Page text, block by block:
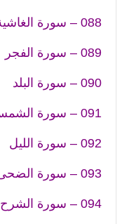
088 – سورة الغاشية
089 – سورة الفجر
090 – سورة البلد
091 – سورة الشمس
092 – سورة الليل
093 – سورة الضحى
094 – سورة الشرح